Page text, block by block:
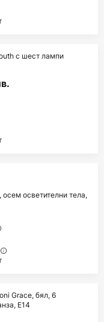
с шест лампи
осветителни тела,
Grace, бял, 6
E14